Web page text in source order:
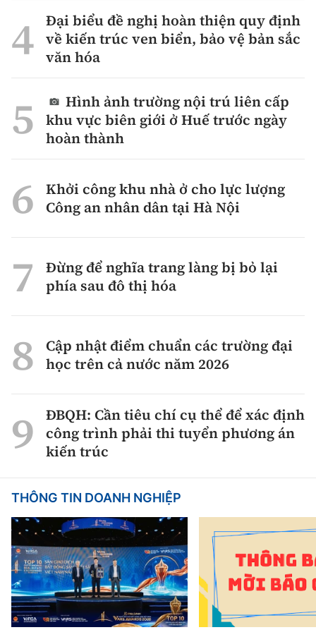
Đại biểu đề nghị hoàn thiện quy định
về kiến trúc ven biển, bảo vệ bản sắc
văn hóa
Hình ảnh trường nội trú liên cấp
khu vực biên giới ở Huế trước ngày
hoàn thành
Khởi công khu nhà ở cho lực lượng
Công an nhân dân tại Hà Nội
Đừng để nghĩa trang làng bị bỏ lại
phía sau đô thị hóa
Cập nhật điểm chuẩn các trường đại
học trên cả nước năm 2026
ĐBQH: Cần tiêu chí cụ thể để xác định
công trình phải thi tuyển phương án
kiến trúc
THÔNG TIN DOANH NGHIỆP